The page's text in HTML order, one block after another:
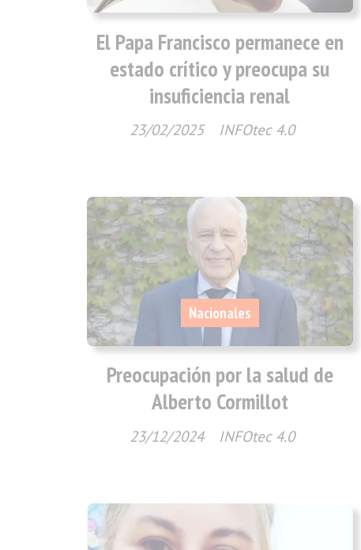
El Papa Francisco permanece en
estado crítico y preocupa su
insuficiencia renal
INFOtec 4.0
23/02/2025
Preocupación por la salud de
Alberto Cormillot
INFOtec 4.0
Nacionales
23/12/2024